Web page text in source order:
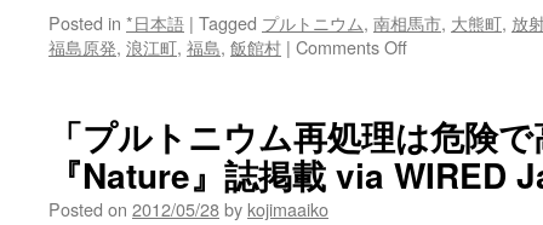
Posted in *日本語 | Tagged プルトニウム, 南相馬市, 大熊町, 放
福島原発, 浪江町, 福島, 飯館村 | Comments Offon
な
ど
１
「プルトニウム再処理は危険
『Nature』誌掲載 via WIRED
Posted on 2012/05/28by kojimaaiko